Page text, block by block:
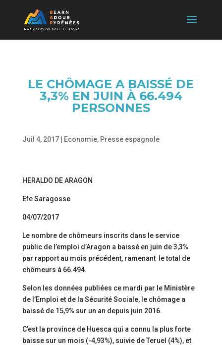
LE CHÔMAGE A BAISSÉ DE
3,3% EN JUIN À 66.494
PERSONNES
Juil 4, 2017| Economie, Presse espagnole
HERALDO DE ARAGON
Efe Saragosse
04/07/2017
Le nombre de chômeurs inscrits dans le service
public de l’emploi d’Aragon a baissé en juin de 3,3%
par rapport au mois précédent, ramenant le total de
chômeurs à 66.494.
Selon les données publiées ce mardi par le Ministère
de l’Emploi et de la Sécurité Sociale, le chômage a
baissé de 15,9% sur un an depuis juin 2016.
C’est la province de Huesca qui a connu la plus forte
baisse sur un mois (-4,93%), suivie de Teruel (4%), et